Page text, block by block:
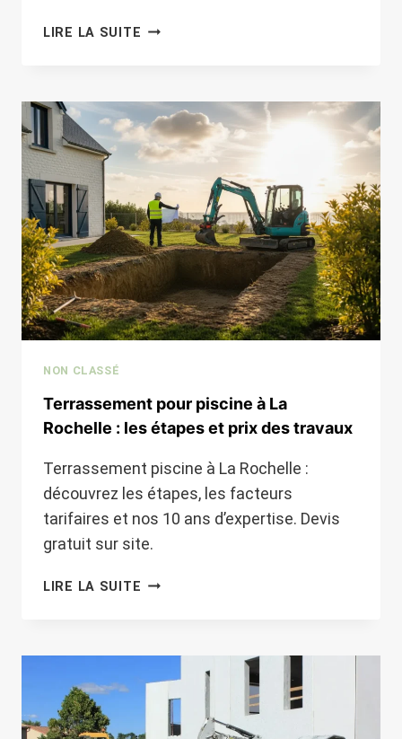
LIRE LA SUITE ASSAINISSEMENT
LES
SOLUTIONS
D’ASSAINISSEMENT
NON
COLLECTIF
ADAPTÉES
À
VOTRE
TERRAIN
NON CLASSÉ
Terrassement pour piscine à La
Rochelle : les étapes et prix des travaux
Terrassement piscine à La Rochelle :
découvrez les étapes, les facteurs
tarifaires et nos 10 ans d’expertise. Devis
gratuit sur site.
LIRE LA SUITE TERRASSEMENT
ROCHELLE